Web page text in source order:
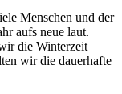
Menschen und der
aufs neue laut.
die Winterzeit
wir die dauerhafte